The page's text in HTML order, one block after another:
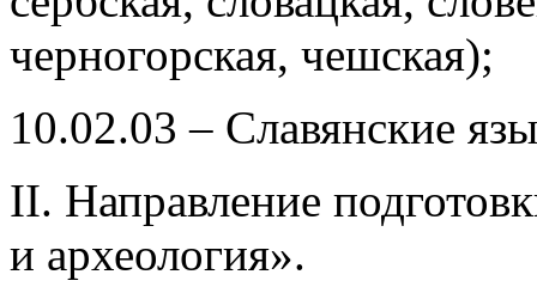
черногорская, чешская);
10.02.03 – Славянские
II. Направление
и археология».